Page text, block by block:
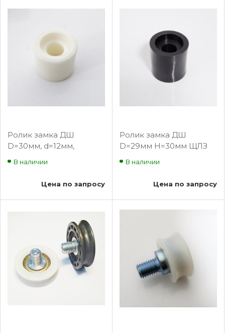
Ролик замка ДШ
D=30мм, d=12мм,
В наличии
Цена по запросу
Ролик замка ДШ
D=29мм H=30мм ЩЛЗ
В наличии
Цена по запросу